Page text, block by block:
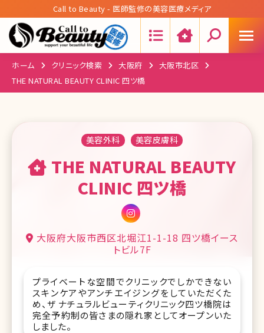
Call to Beauty - 医師監修の美容医療メディア
ホーム クリニック検索 大阪府
大阪市北区
THE NATURAL BEAUTY CLINIC 四ツ橋
美容外科 美容皮膚科
THE NATURAL BEAUTY
CLINIC 四ツ橋
大阪府大阪市西区北堀江1-1-18 四ツ橋イース
トビル7F
プライベートな空間でクリニックでしかできない
スキンケアやアンチエイジングをしていただくた
め、ザ ナチュラルビューティクリニック四ツ橋院は
完全予約制の皆さまの隠れ家としてオープンいた
しました。